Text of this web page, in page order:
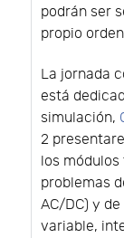
podrán ser
propio
La jornada
está
simulación,
2
los
problemas
AC/DC) y
variable,